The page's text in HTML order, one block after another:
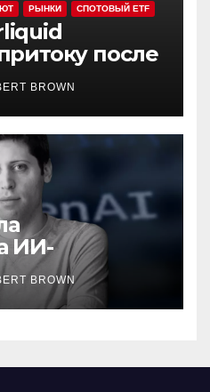
РЫНКИ СПОТОВЫЙ ETF
после
BROWN
ИИ-
BROWN